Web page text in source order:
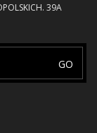
39A